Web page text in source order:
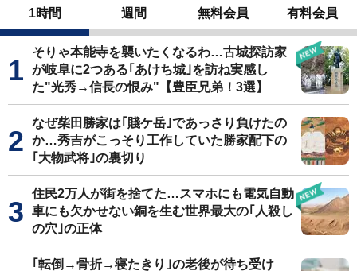
1時間 週間 無料会員 有料会員
そりゃ本能寺を襲いたくなるわ…古城探訪家
が岐阜に2つある｢あけち城｣を訪ね実感し
た"光秀→信長の恨み"【豊臣兄弟！3選】
なぜ柴田勝家は｢賤ケ岳｣であっさり負けたの
か…秀吉がこっそり工作していた勝家配下の
｢大物武将｣の裏切り
住民2万人が街を捨てた…スマホにも電気自動
車にも欠かせない銅を生む世界最大の｢人殺し
の穴｣の正体
｢転倒→骨折→寝たきり｣の老後が待ち受け